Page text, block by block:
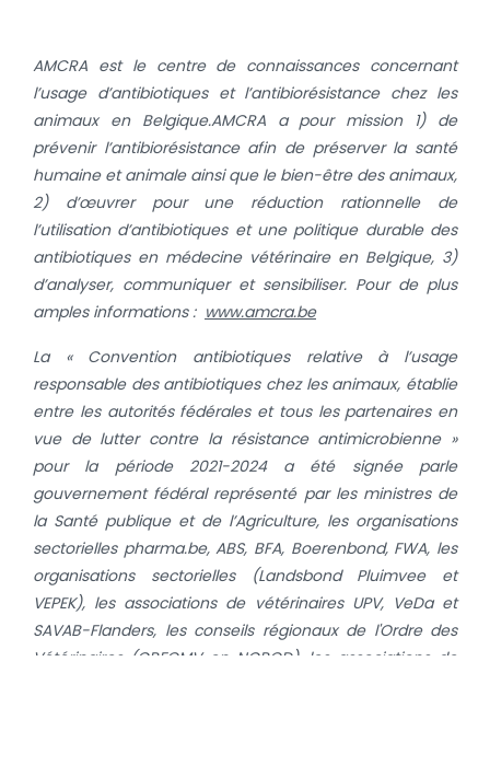
AMCRA est le centre de connaissances concernant
l’usage d’antibiotiques et l’antibiorésistance chez les
animaux en Belgique.AMCRA a pour mission 1) de
prévenir l’antibiorésistance afin de préserver la santé
humaine et animale ainsi que le bien-être des animaux,
2) d’œuvrer pour une réduction rationnelle de
l’utilisation d’antibiotiques et une politique durable des
antibiotiques en médecine vétérinaire en Belgique, 3)
d’analyser, communiquer et sensibiliser. Pour de plus
amples informations : www.amcra.be
La « Convention antibiotiques relativeà l’usage
responsable des antibiotiques chez les animaux, établie
entre les autorités fédérales et tous les partenaires en
vue de lutter contre la résistance antimicrobienne »
pour la période 2021-2024 a été signée parle
gouvernement fédéral représenté par les ministres de
la Santé publique et de l’Agriculture, les organisations
sectorielles pharma.be, ABS, BFA, Boerenbond, FWA, les
organisations sectorielles (Landsbond Pluimvee et
VEPEK), les associations de vétérinaires UPV, VeDa et
SAVAB-Flanders, les conseils régionaux de l'Ordre des
Vétérinaires (CRFOMV en NGROD), les associations de